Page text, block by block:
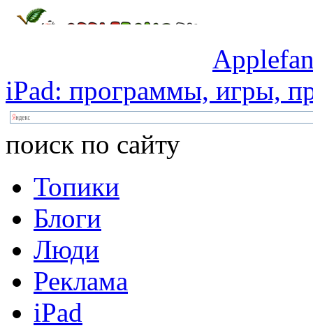
iPad: программы, игры,
поиск по сайту
Топики
Блоги
Люди
Реклама
iPad